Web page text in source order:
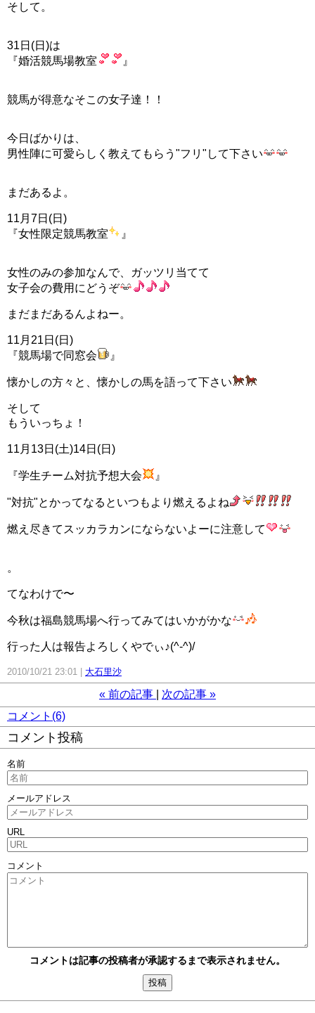
そして。
31日(日)は
『婚活競馬場教室
』
競馬が得意なそこの女子達！！
今日ばかりは、
男性陣に可愛らしく教えてもらう"フリ"して下さい
まだあるよ。
11月7日(日)
『女性限定競馬教室
』
女性のみの参加なんで、ガッツリ当てて
女子会の費用にどうぞ
まだまだあるんよねー。
11月21日(日)
『競馬場で同窓会
』
懐かしの方々と、懐かしの馬を語って下さい
そして
もういっちょ！
11月13日(土)14日(日)
『学生チーム対抗予想大会 』
"対抗"とかってなるといつもより燃えるよね
燃え尽きてスッカラカンにならないよーに注意して
。
てなわけで〜
今秋は福島競馬場へ行ってみてはいかがかな
行った人は報告よろしくやでぃ♪(^-^)/
2010/10/21 23:01 大石里沙
« 前の記事 次の記事 »
コメント(6)
コメント投稿
名前
メールアドレス
URL
コメント
コメントは記事の投稿者が承認するまで表示されません。